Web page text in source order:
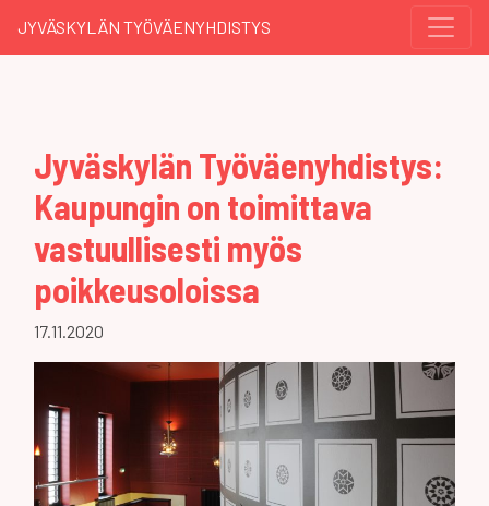
JYVÄSKYLÄN TYÖVÄENYHDISTYS
Jyväskylän Työväenyhdistys:
Kaupungin on toimittava
vastuullisesti myös
poikkeusoloissa
17.11.2020